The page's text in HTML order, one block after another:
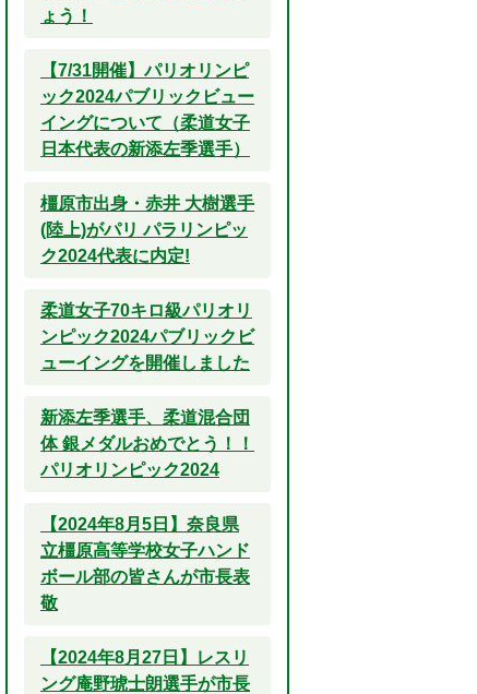
ょう！
【7/31開催】パリオリンピ
ック2024パブリックビュー
イングについて（柔道女子
日本代表の新添左季選手）
橿原市出身・赤井 大樹選手
(陸上)がパリ パラリンピッ
ク2024代表に内定!
柔道女子70キロ級パリオリ
ンピック2024パブリックビ
ューイングを開催しました
新添左季選手、柔道混合団
体 銀メダルおめでとう！！
パリオリンピック2024
【2024年8月5日】奈良県
立橿原高等学校女子ハンド
ボール部の皆さんが市長表
敬
【2024年8月27日】レスリ
ング庵野琥士朗選手が市長